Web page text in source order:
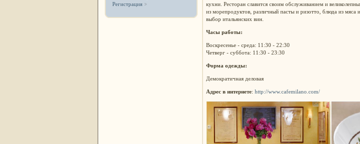
Регистрация
кухни. Ресторан славится своим обслуживанием и
из морепродуктов, различный пасты и ризотто, блюда из
выбор итальянских вин.
Часы работы:
Воскресенье - среда: 11:30 - 22:30
Четверг - суббота: 11:30 - 23:30
Форма одежды:
Демократичная деловая
Адрес в интернете: http://www.cafemilano.com/